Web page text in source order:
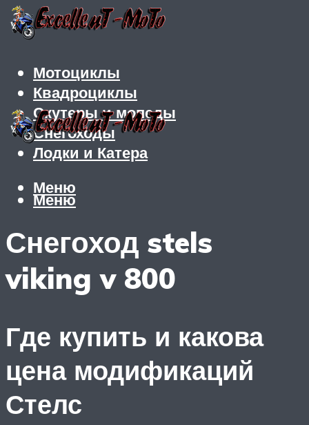
Мотоциклы
Квадроциклы
Скутеры и мопеды
Снегоходы
Лодки и Катера
Меню
Меню
Снегоход stels
viking v 800
Где купить и какова
цена модификаций
Стелс